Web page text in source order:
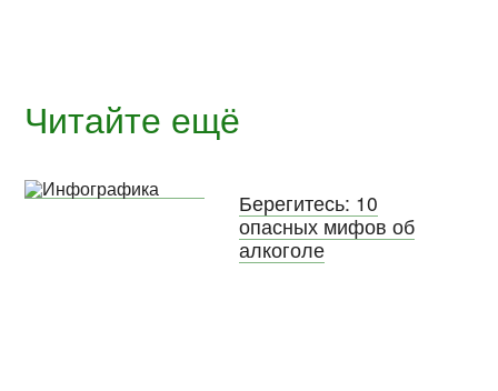
Читайте ещё
Берегитесь: 10
опасных мифов об
алкоголе